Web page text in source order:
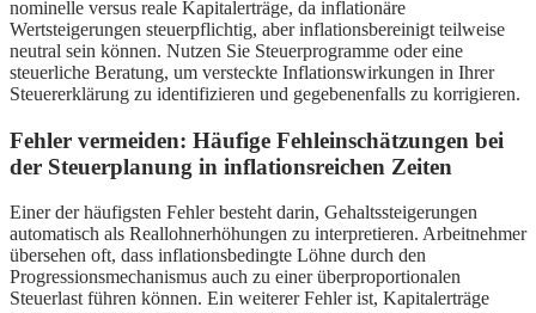
nominelle versus reale Kapitalerträge, da inflationäre
Wertsteigerungen steuerpflichtig, aber inflationsbereinigt teilweise
neutral sein können. Nutzen Sie Steuerprogramme oder eine
steuerliche Beratung, um versteckte Inflationswirkungen in Ihrer
Steuererklärung zu identifizieren und gegebenenfalls zu korrigieren.
Fehler vermeiden: Häufige Fehleinschätzungen bei
der Steuerplanung in inflationsreichen Zeiten
Einer der häufigsten Fehler besteht darin, Gehaltssteigerungen
automatisch als Reallohnerhöhungen zu interpretieren. Arbeitnehmer
übersehen oft, dass inflationsbedingte Löhne durch den
Progressionsmechanismus auch zu einer überproportionalen
Steuerlast führen können. Ein weiterer Fehler ist, Kapitalerträge